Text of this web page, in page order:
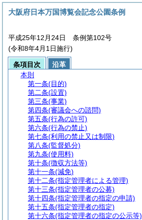
大阪府日本万国博覧会記念公園条例
平成25年12月24日 条例第102号
(令和8年4月1日施行)
条項目次
沿革
本則
第一条(目的)
第二条(設置)
第三条(事業)
第四条(審議会への諮問)
第五条(行為の許可)
第六条(行為の禁止)
第七条(利用の禁止又は制限)
第八条(監督処分)
第九条(使用料)
第十条(徴収方法等)
第十一条(減免)
第十二条(指定管理者による管理)
第十三条(指定管理者の公募)
第十四条(指定管理者の指定の申請)
第十五条(指定管理者の指定)
第十六条(指定管理者の指定の公示等)